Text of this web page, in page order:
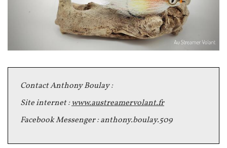
Texte
Contact Anthony Boulay :
Site internet :www.austreamervolant.fr
Facebook Messenger : anthony.boulay.509